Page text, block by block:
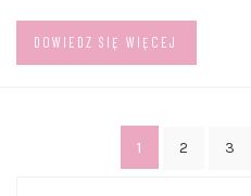
DOWIEDZ SIĘ WIĘCEJ
Stronicowanie 1 2 3